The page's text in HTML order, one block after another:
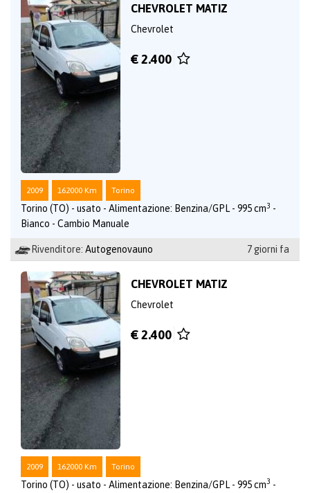
CHEVROLET MATIZ
Chevrolet
€ 2.400
2009 162000 Km Torino
Torino (TO) - usato - Alimentazione: Benzina/GPL - 995 cm3 -
Bianco - Cambio Manuale
Rivenditore: Autogenovauno 7 giorni fa
CHEVROLET MATIZ
Chevrolet
€ 2.400
2009 162000 Km Torino
Torino (TO) - usato - Alimentazione: Benzina/GPL - 995 cm3 -